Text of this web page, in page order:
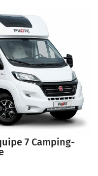
7 Camping-